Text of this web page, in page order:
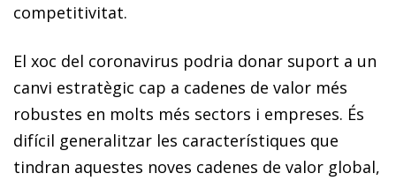
competitivitat.
El xoc del coronavirus podria donar suport a un
canvi estratègic cap a cadenes de valor més
robustes en molts més sectors i empreses. És
difícil generalitzar les característiques que
tindran aquestes noves cadenes de valor global,